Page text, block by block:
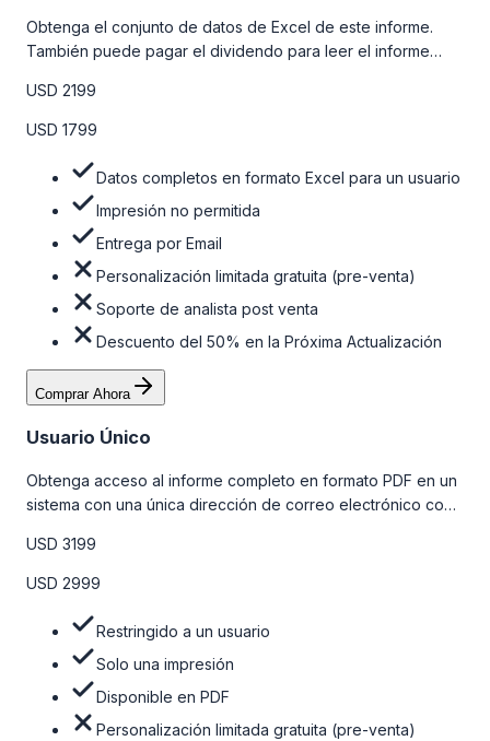
Obtenga el conjunto de datos de Excel de este informe.
También puede pagar el dividendo para leer el informe
la tabla de precios a continuación.
USD 2199
USD 1799
Datos completos en formato Excel para un usuario
Impresión no permitida
Entrega por Email
Personalización limitada gratuita (pre-venta)
Soporte de analista post venta
Descuento del 50% en la Próxima Actualización
Comprar Ahora
Usuario Único
Obtenga acceso al informe completo en formato PDF en un
sistema con una única dirección de correo electrónico con
la tabla de precios a continuación.
USD 3199
USD 2999
Restringido a un usuario
Solo una impresión
Disponible en PDF
Personalización limitada gratuita (pre-venta)